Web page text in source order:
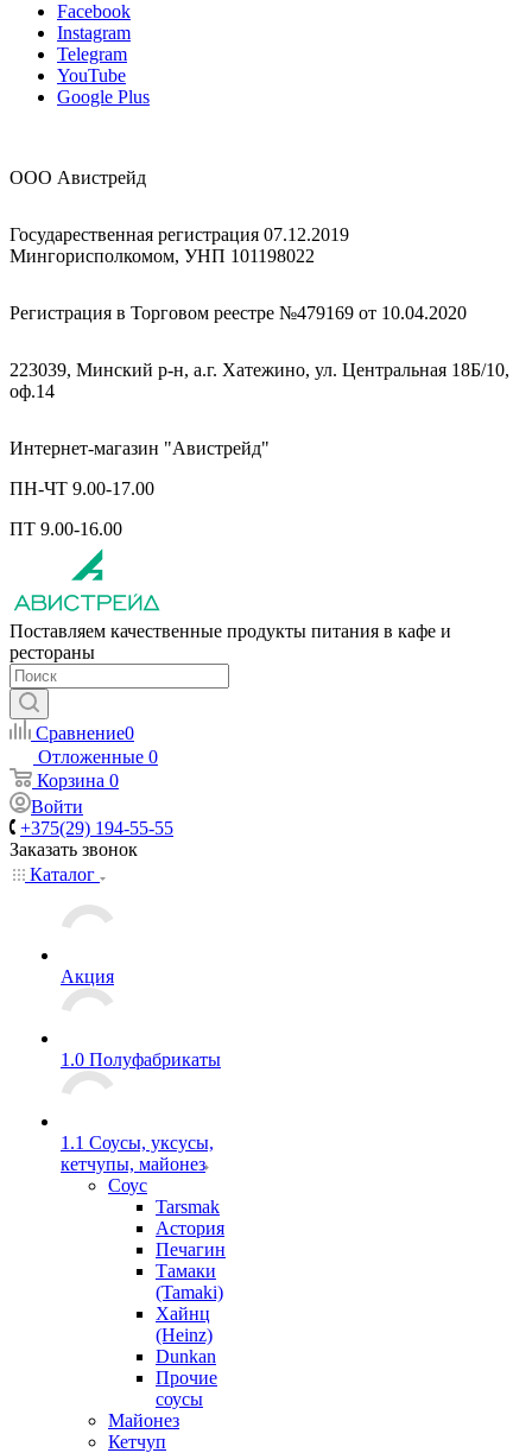
Facebook
Instagram
Telegram
YouTube
Google Plus
ООО Авистрейд
Государественная регистрация 07.12.2019
Мингорисполкомом, УНП 101198022
Регистрация в Торговом реестре №479169 от 10.04.2020
223039, Минский р-н, а.г. Хатежино, ул. Центральная 18Б/10,
оф.14
Интернет-магазин "Авистрейд"
ПН-ЧТ 9.00-17.00
ПТ 9.00-16.00
Поставляем качественные продукты питания в кафе и
рестораны
Сравнение0
Отложенные 0
Корзина 0
Войти
+375(29) 194-55-55
Заказать звонок
Каталог
Акция
1.0 Полуфабрикаты
1.1 Соусы, уксусы,
кетчупы, майонез
Соус
Tarsmak
Астория
Печагин
Тамаки
(Tamaki)
Хайнц
(Heinz)
Dunkan
Прочие
соусы
Майонез
Кетчуп